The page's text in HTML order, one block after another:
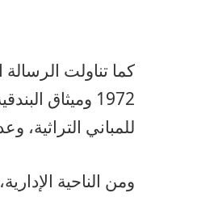
كما تناولت الرسالة
للمباني التراثية،
ومن الناحية